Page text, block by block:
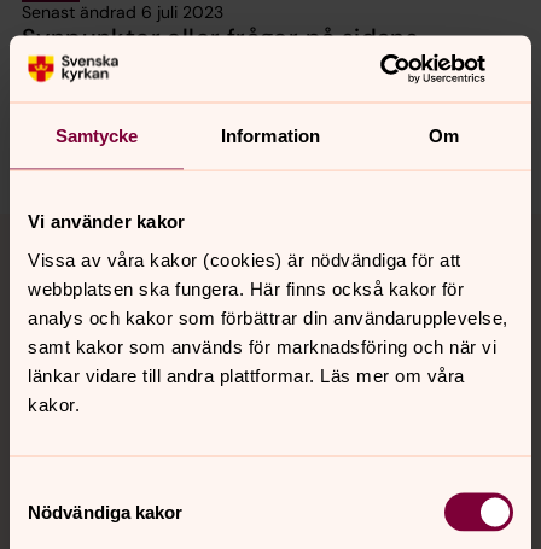
Samtycke Information Om
Vi använder kakor
Vissa av våra kakor (cookies) är nödvändiga för att
webbplatsen ska fungera. Här finns också kakor för
analys och kakor som förbättrar din användarupplevelse,
samt kakor som används för marknadsföring och när vi
länkar vidare till andra plattformar. Läs mer om våra
kakor.
Nödvändiga kakor
Senast ändrad 6 juli 2023
Synpunkter eller frågor på sidans
innehåll?
mora.forsamling@svenskakyrkan.se
Dela
Tillbaka till toppen
Tillbaka till innehållet
Kontakt
Hitta snabbt